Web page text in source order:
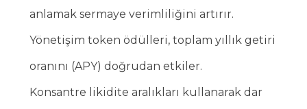
anlamak sermaye verimliliğini artırır.
Yönetişim token ödülleri, toplam yıllık getiri
oranını (APY) doğrudan etkiler.
Konsantre likidite aralıkları kullanarak dar